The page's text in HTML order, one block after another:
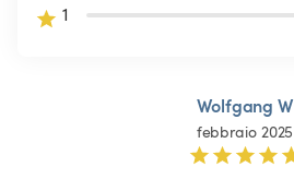
1
Wolfgang W
febbraio 2025